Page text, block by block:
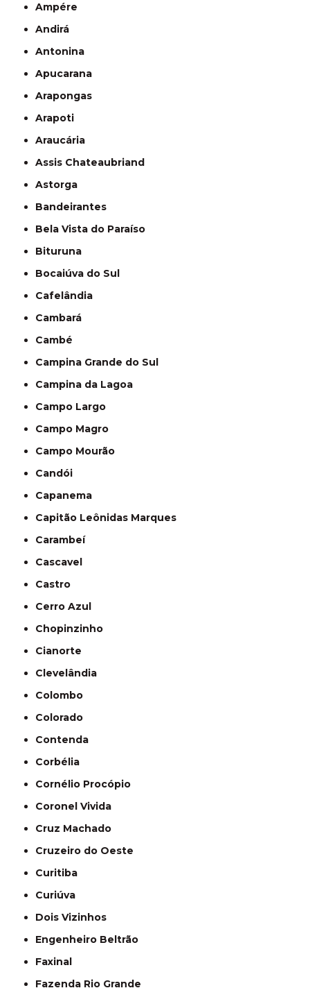
Ampére
Andirá
Antonina
Apucarana
Arapongas
Arapoti
Araucária
Assis Chateaubriand
Astorga
Bandeirantes
Bela Vista do Paraíso
Bituruna
Bocaiúva do Sul
Cafelândia
Cambará
Cambé
Campina Grande do Sul
Campina da Lagoa
Campo Largo
Campo Magro
Campo Mourão
Candói
Capanema
Capitão Leônidas Marques
Carambeí
Cascavel
Castro
Cerro Azul
Chopinzinho
Cianorte
Clevelândia
Colombo
Colorado
Contenda
Corbélia
Cornélio Procópio
Coronel Vivida
Cruz Machado
Cruzeiro do Oeste
Curitiba
Curiúva
Dois Vizinhos
Engenheiro Beltrão
Faxinal
Fazenda Rio Grande